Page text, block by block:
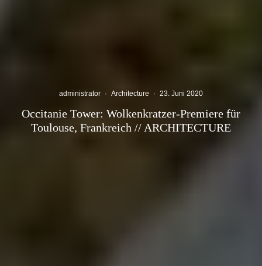
administrator · Architecture · 23. Juni 2020
Occitanie Tower: Wolkenkratzer-Premiere für
Toulouse, Frankreich // ARCHITECTURE